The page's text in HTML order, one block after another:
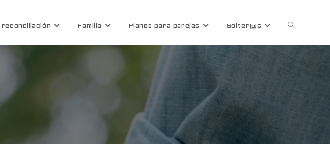
Familia Planes para parejas Solter@s